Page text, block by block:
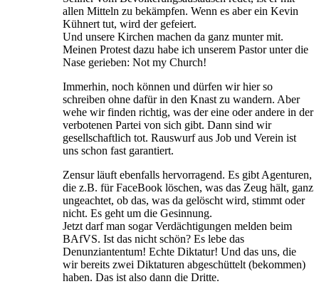
allen Mitteln zu bekämpfen. Wenn es aber ein Kevin
Kühnert tut, wird der gefeiert.
Und unsere Kirchen machen da ganz munter mit.
Meinen Protest dazu habe ich unserem Pastor unter die
Nase gerieben: Not my Church!
Immerhin, noch können und dürfen wir hier so
schreiben ohne dafür in den Knast zu wandern. Aber
wehe wir finden richtig, was der eine oder andere in der
verbotenen Partei von sich gibt. Dann sind wir
gesellschaftlich tot. Rauswurf aus Job und Verein ist
uns schon fast garantiert.
Zensur läuft ebenfalls hervorragend. Es gibt Agenturen,
die z.B. für FaceBook löschen, was das Zeug hält, ganz
ungeachtet, ob das, was da gelöscht wird, stimmt oder
nicht. Es geht um die Gesinnung.
Jetzt darf man sogar Verdächtigungen melden beim
BAfVS. Ist das nicht schön? Es lebe das
Denunziantentum! Echte Diktatur! Und das uns, die
wir bereits zwei Diktaturen abgeschüttelt (bekommen)
haben. Das ist also dann die Dritte.